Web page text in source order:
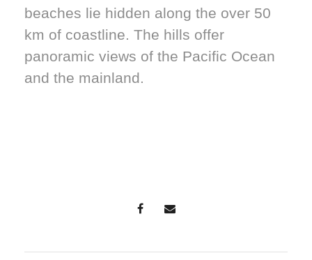
beaches lie hidden along the over 50
km of coastline. The hills offer
panoramic views of the Pacific Ocean
and the mainland.